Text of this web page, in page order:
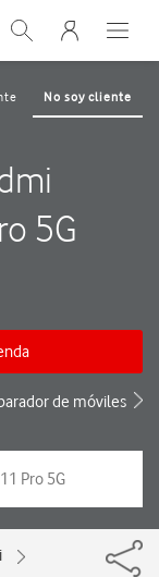
Abrir buscador. Abre
Abre
No soy cliente
5G
de móviles